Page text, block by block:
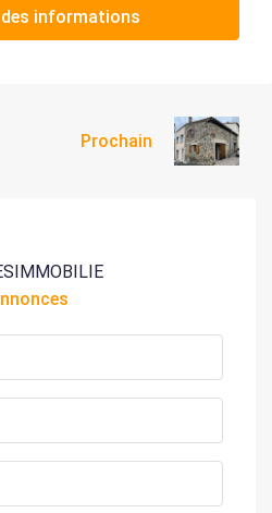
des informations
Prochain